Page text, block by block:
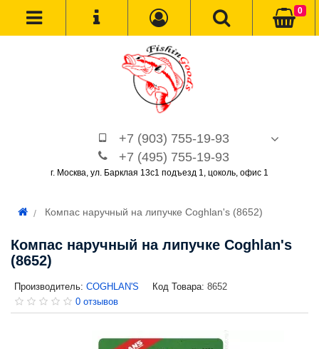
+7 (903) 755-19-93
+7 (495) 755-19-93
г. Москва, ул. Барклая 13с1 подъезд 1, цоколь, офис 1
0
Компас наручный на липучке Coghlan's (8652)
Компас наручный на липучке Coghlan's
(8652)
Производитель: COGHLAN'S Код Товара: 8652
0 отзывов